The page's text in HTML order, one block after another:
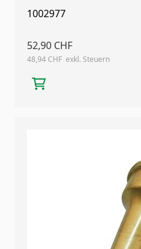
1002977
52,90 CHF
48,94 CHF